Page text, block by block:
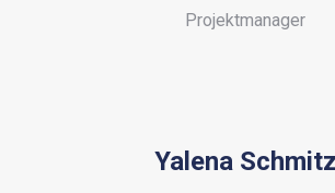
Projektmanager
Yalena Schmitz